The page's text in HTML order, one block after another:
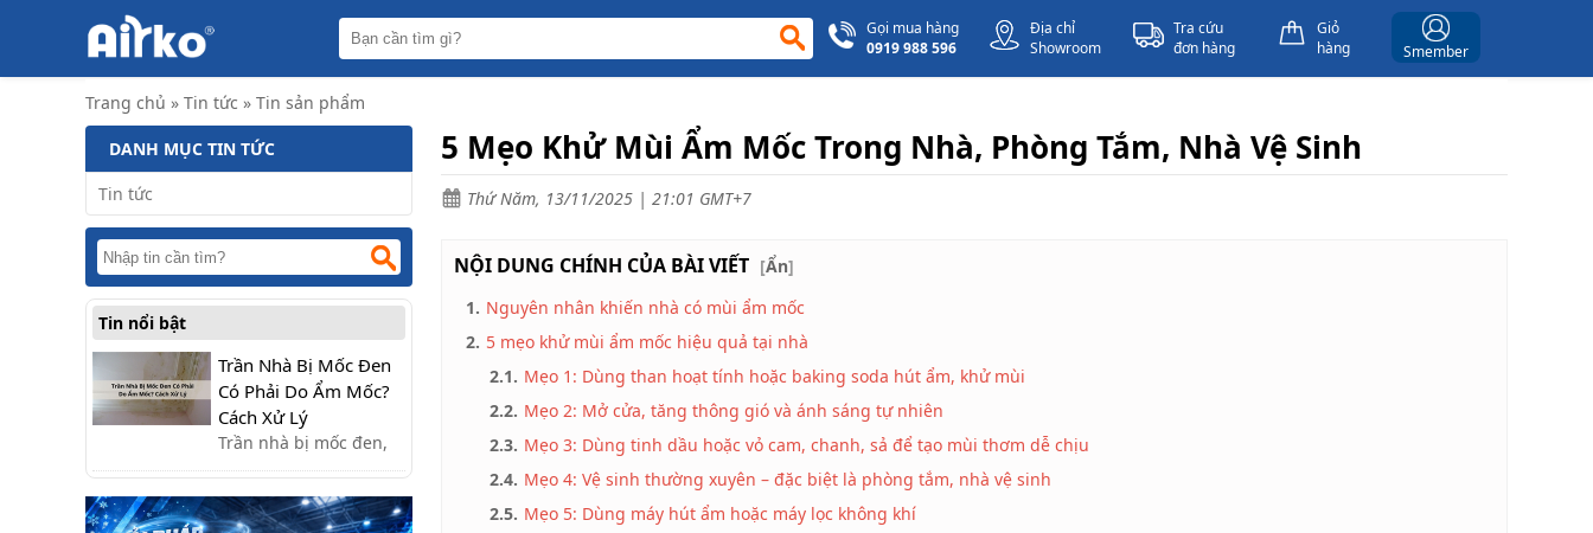
Gọi mua hàng
0919 988 596
Địa chỉ
Showroom
Tra cứu
đơn hàng
Giỏ
hàng
Smember
Trang chủ » Tin tức » Tin sản phẩm
5 Mẹo Khử Mùi Ẩm Mốc Trong Nhà, Phòng Tắm, Nhà Vệ Sinh
Thứ Năm, 13/11/2025 | 21:01 GMT+7
NỘI DUNG CHÍNH CỦA BÀI VIẾT [Ẩn]
1. Nguyên nhân khiến nhà có mùi ẩm mốc
2. 5 mẹo khử mùi ẩm mốc hiệu quả tại nhà
2.1. Mẹo 1: Dùng than hoạt tính hoặc baking soda hút ẩm, khử mùi
2.2. Mẹo 2: Mở cửa, tăng thông gió và ánh sáng tự nhiên
2.3. Mẹo 3: Dùng tinh dầu hoặc vỏ cam, chanh, sả để tạo mùi thơm dễ chịu
2.4. Mẹo 4: Vệ sinh thường xuyên – đặc biệt là phòng tắm, nhà vệ sinh
2.5. Mẹo 5: Dùng máy hút ẩm hoặc máy lọc không khí
DANH MỤC TIN TỨC
Tin tức
Tin nổi bật
Trần Nhà Bị Mốc Đen
Có Phải Do Ẩm Mốc?
Cách Xử Lý
Trần nhà bị mốc đen,
loang lổ gây mất thẩm
mỹ? Đừng bỏ qua
nguyên nhân và các